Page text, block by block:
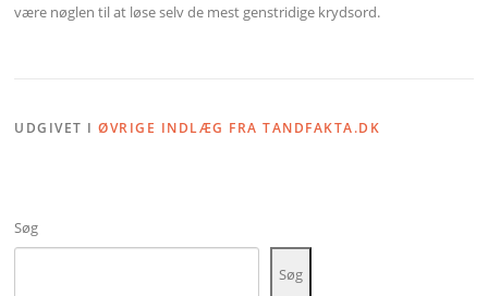
være nøglen til at løse selv de mest genstridige krydsord.
UDGIVET IØVRIGE INDLÆG FRA TANDFAKTA.DK
Søg
Søg